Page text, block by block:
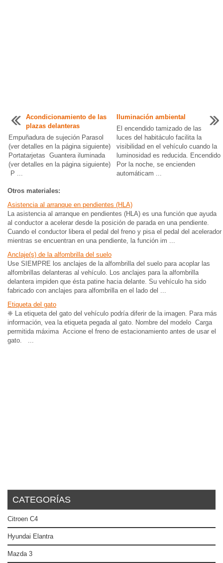
Acondicionamiento de las
plazas delanteras
Empuñadura de sujeción Parasol
(ver detalles en la página siguiente)
Portatarjetas Guantera iluminada
(ver detalles en la página siguiente)
P ...
Iluminación ambiental
El encendido tamizado de las
luces del habitáculo facilita la
visibilidad en el vehículo cuando la
luminosidad es reducida. Encendido
Por la noche, se encienden
automáticam ...
Otros materiales:
Asistencia al arranque en pendientes (HLA)
La asistencia al arranque en pendientes (HLA) es una función que ayuda
al conductor a acelerar desde la posición de parada en una pendiente.
Cuando el conductor libera el pedal del freno y pisa el pedal del acelerador
mientras se encuentran en una pendiente, la función im ...
Anclaje(s) de la alfombrilla del suelo
Use SIEMPRE los anclajes de la alfombrilla del suelo para acoplar las
alfombrillas delanteras al vehículo. Los anclajes para la alfombrilla
delantera impiden que ésta patine hacia delante. Su vehículo ha sido
fabricado con anclajes para alfombrilla en el lado del ...
Etiqueta del gato
❈ La etiqueta del gato del vehículo podría diferir de la imagen. Para más
información, vea la etiqueta pegada al gato. Nombre del modelo Carga
permitida máxima Accione el freno de estacionamiento antes de usar el
gato. ...
CATEGORÍAS
Citroen C4
Hyundai Elantra
Mazda 3